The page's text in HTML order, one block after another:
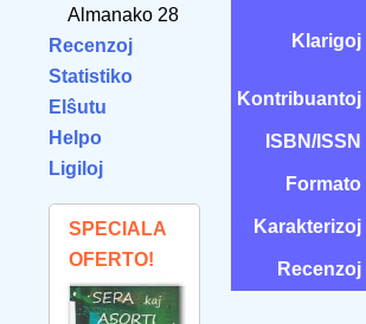
Almanako 28
Recenzoj
Statistiko
Elŝutu
Helpo
Ligiloj
SPECIALA
OFERTO!
Klarigoj
Kontribuantoj
ISBN/ISSN
Formato
Karakterizoj
Recenzoj